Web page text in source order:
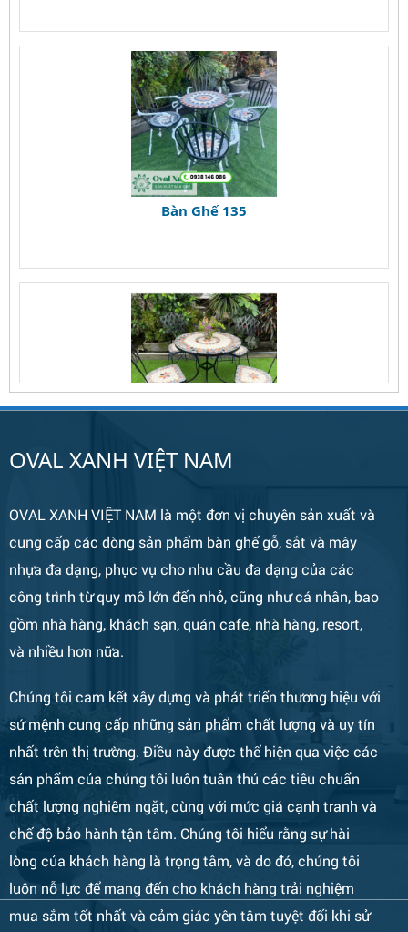
Bàn Ghế 135
Bàn Ghế 134
Bàn Ghế 132
OVAL XANH VIỆT NAM
OVAL XANH VIỆT NAM là một đơn vị chuyên sản xuất và
cung cấp các dòng sản phẩm bàn ghế gỗ, sắt và mây
nhựa đa dạng, phục vụ cho nhu cầu đa dạng của các
công trình từ quy mô lớn đến nhỏ, cũng như cá nhân, bao
gồm nhà hàng, khách sạn, quán cafe, nhà hàng, resort,
và nhiều hơn nữa.
Chúng tôi cam kết xây dựng và phát triển thương hiệu với
sứ mệnh cung cấp những sản phẩm chất lượng và uy tín
nhất trên thị trường. Điều này được thể hiện qua việc các
sản phẩm của chúng tôi luôn tuân thủ các tiêu chuẩn
chất lượng nghiêm ngặt, cùng với mức giá cạnh tranh và
chế độ bảo hành tận tâm. Chúng tôi hiểu rằng sự hài
lòng của khách hàng là trọng tâm, và do đó, chúng tôi
luôn nỗ lực để mang đến cho khách hàng trải nghiệm
mua sắm tốt nhất và cảm giác yên tâm tuyệt đối khi sử